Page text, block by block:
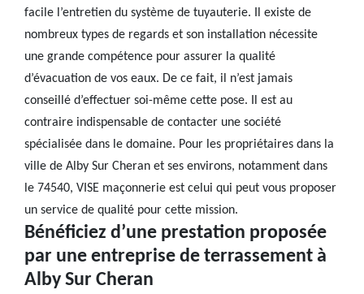
facile l’entretien du système de tuyauterie. Il existe de
nombreux types de regards et son installation nécessite
une grande compétence pour assurer la qualité
d’évacuation de vos eaux. De ce fait, il n’est jamais
conseillé d’effectuer soi-même cette pose. Il est au
contraire indispensable de contacter une société
spécialisée dans le domaine. Pour les propriétaires dans la
ville de Alby Sur Cheran et ses environs, notamment dans
le 74540, VISE maçonnerie est celui qui peut vous proposer
un service de qualité pour cette mission.
Bénéficiez d’une prestation proposée
par une entreprise de terrassement à
Alby Sur Cheran